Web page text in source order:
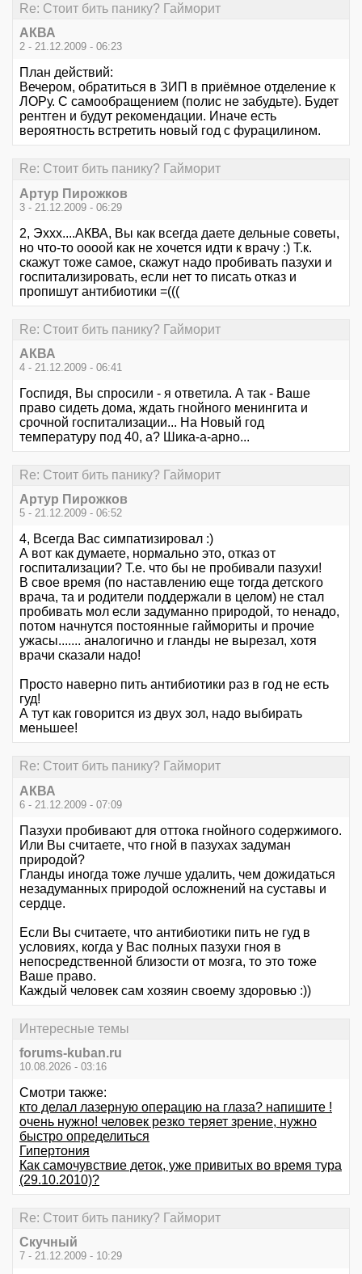
Re: Стоит бить панику? Гайморит
АКВА
2 - 21.12.2009 - 06:23
План действий:
Вечером, обратиться в ЗИП в приёмное отделение к
ЛОРу. С самообращением (полис не забудьте). Будет
рентген и будут рекомендации. Иначе есть
вероятность встретить новый год с фурацилином.
Re: Стоит бить панику? Гайморит
Артур Пирожков
3 - 21.12.2009 - 06:29
2, Эххх....АКВА, Вы как всегда даете дельные советы,
но что-то оооой как не хочется идти к врачу :) Т.к.
скажут тоже самое, скажут надо пробивать пазухи и
госпитализировать, если нет то писать отказ и
пропишут антибиотики =(((
Re: Стоит бить панику? Гайморит
АКВА
4 - 21.12.2009 - 06:41
Госпидя, Вы спросили - я ответила. А так - Ваше
право сидеть дома, ждать гнойного менингита и
срочной госпитализации... На Новый год
температуру под 40, а? Шика-а-арно...
Re: Стоит бить панику? Гайморит
Артур Пирожков
5 - 21.12.2009 - 06:52
4, Всегда Вас симпатизировал :)
А вот как думаете, нормально это, отказ от
госпитализации? Т.е. что бы не пробивали пазухи!
В свое время (по наставлению еще тогда детского
врача, та и родители поддержали в целом) не стал
пробивать мол если задуманно природой, то ненадо,
потом начнутся постоянные гаймориты и прочие
ужасы....... аналогично и гланды не вырезал, хотя
врачи сказали надо!
Просто наверно пить антибиотики раз в год не есть
гуд!
А тут как говорится из двух зол, надо выбирать
меньшее!
Re: Стоит бить панику? Гайморит
АКВА
6 - 21.12.2009 - 07:09
Пазухи пробивают для оттока гнойного содержимого.
Или Вы считаете, что гной в пазухах задуман
природой?
Гланды иногда тоже лучше удалить, чем дожидаться
незадуманных природой осложнений на суставы и
сердце.
Если Вы считаете, что антибиотики пить не гуд в
условиях, когда у Вас полных пазухи гноя в
непосредственной близости от мозга, то это тоже
Ваше право.
Каждый человек сам хозяин своему здоровью :))
Интересные темы
forums-kuban.ru
10.08.2026 - 03:16
Смотри также:
кто делал лазерную операцию на глаза? напишите !
очень нужно! человек резко теряет зрение, нужно
быстро определиться
Гипертония
Как самочувствие деток, уже привитых во время тура
(29.10.2010)?
Re: Стоит бить панику? Гайморит
Скучный
7 - 21.12.2009 - 10:29